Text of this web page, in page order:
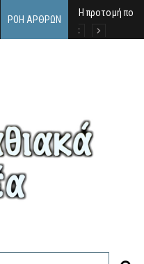
ΡΟΉ ΆΡΘΡΩΝ
Η προτομή που
Ο αιώνιος
Δικαστική